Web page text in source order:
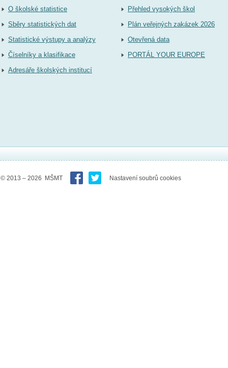
O školské statistice
Sběry statistických dat
Statistické výstupy a analýzy
Číselníky a klasifikace
Adresáře školských institucí
Přehled vysokých škol
Plán veřejných zakázek 2026
Otevřená data
PORTÁL YOUR EUROPE
© 2013 – 2026 MŠMT Nastavení soubrů cookies